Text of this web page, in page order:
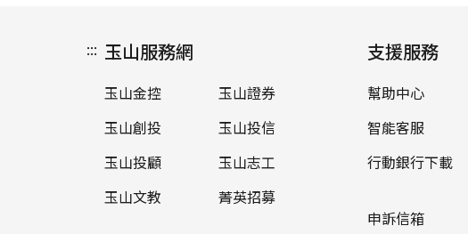
::: 玉山服務網
玉山金控
玉山證券
玉山創投
玉山投信
玉山投顧
玉山志工
玉山文教
菁英招募
支援服務
幫助中心
智能客服
行動銀行下載
申訴信箱